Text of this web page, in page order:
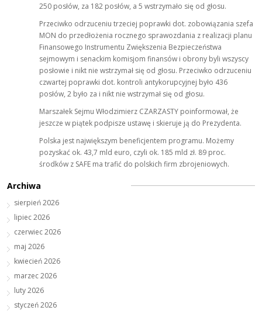
250 posłów, za 182 posłów, a 5 wstrzymało się od głosu.
Przeciwko odrzuceniu trzeciej poprawki dot. zobowiązania szefa
MON do przedłożenia rocznego sprawozdania z realizacji planu
Finansowego Instrumentu Zwiększenia Bezpieczeństwa
sejmowym i senackim komisjom finansów i obrony byli wszyscy
posłowie i nikt nie wstrzymał się od głosu. Przeciwko odrzuceniu
czwartej poprawki dot. kontroli antykorupcyjnej było 436
posłów, 2 było za i nikt nie wstrzymał się od głosu.
Marszałek Sejmu Włodzimierz CZARZASTY poinformował, że
jeszcze w piątek podpisze ustawę i skieruje ją do Prezydenta.
Polska jest największym beneficjentem programu. Możemy
pozyskać ok. 43,7 mld euro, czyli ok. 185 mld zł. 89 proc.
środków z SAFE ma trafić do polskich firm zbrojeniowych.
Archiwa
sierpień 2026
lipiec 2026
czerwiec 2026
maj 2026
kwiecień 2026
marzec 2026
luty 2026
styczeń 2026